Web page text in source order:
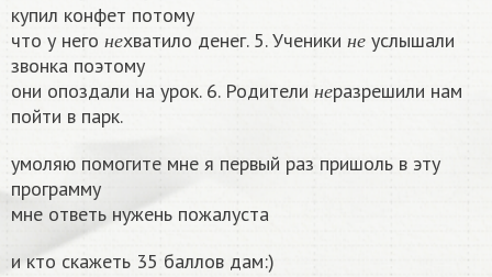
купил конфет потому
что у него
н е
нехватило денег. 5. Ученики н е
услышали
звонка поэтому
они опоздали на урок. 6. Родители
н е разрешили нам
пойти в парк.
умоляю помогите мне я первый раз пришоль в эту
программу
мне ответь нужень пожалуста
и кто скажеть 35 баллов дам:)​